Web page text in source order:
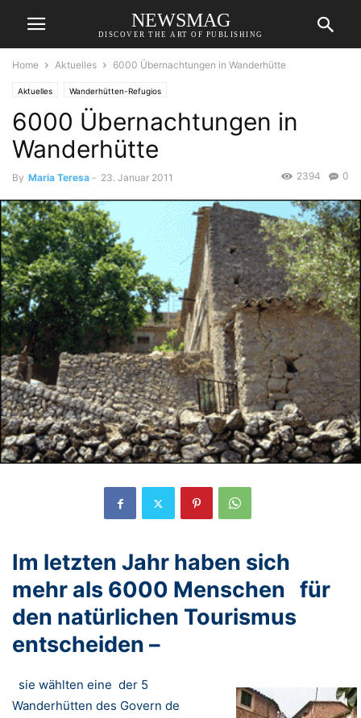
NEWSMAG
DISCOVER THE ART OF PUBLISHING
Home Aktuelles 6000 Übernachtungen in Wanderhütte
Aktuelles Wanderhütten-Refugios
6000 Übernachtungen in
Wanderhütte
By Maria Teresa - 23. Januar 2011 0
2394
Im letzten Jahr haben sich
mehr als 6000 Menschen für
den natürlichen Tourismus
entscheiden –
sie wählten eine der 5
Wanderhütten des Govern de